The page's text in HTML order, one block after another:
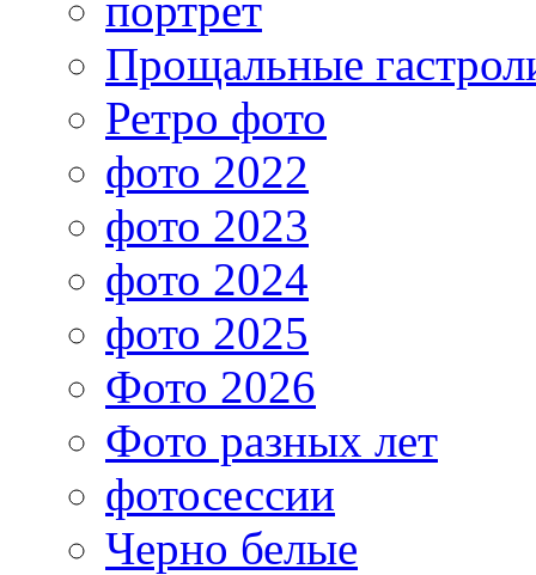
Прощальные
Ретро фото
фото 2022
фото 2023
фото 2024
фото 2025
Фото 2026
Фото разных лет
фотосессии
Черно белые